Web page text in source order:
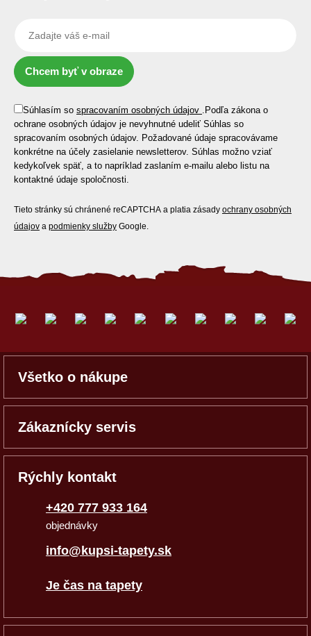
Chcem byť v obraze
Súhlasím so spracovaním osobných údajov . Podľa zákona o
ochrane osobných údajov je nevyhnutné udeliť Súhlas so
spracovaním osobných údajov. Požadované údaje spracovávame
konkrétne na účely zasielanie newsletterov. Súhlas možno vziať
kedykoľvek späť, a to napríklad zaslaním e-mailu alebo listu na
kontaktné údaje spoločnosti.
Tieto stránky sú chránené reCAPTCHA a platia zásady ochrany osobných
údajov a podmienky služby Google.
Všetko o nákupe
Zákaznícky servis
Rýchly kontakt
+420 777 933 164
objednávky
info@kupsi-tapety.sk
Je čas na tapety